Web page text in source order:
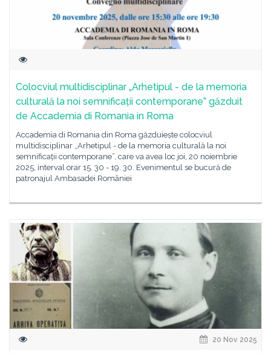
Colocviul multidisciplinar „Arhetipul - de la memoria
culturală la noi semnificații contemporane” găzduit
de Accademia di Romania in Roma
Accademia di Romania din Roma găzduiește colocviul
multidisciplinar „Arhetipul - de la memoria culturală la noi
semnificații contemporane”, care va avea loc joi, 20 noiembrie
2025, interval orar 15. 30 - 19. 30. Evenimentul se bucură de
patronajul Ambasadei României
20 Nov 2025